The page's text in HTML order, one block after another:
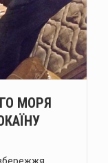
МОРЯ